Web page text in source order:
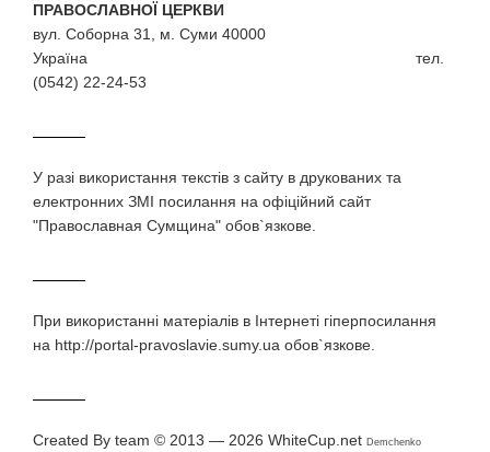
ПРАВОСЛАВНОЇ ЦЕРКВИ
вул. Соборна 31, м. Суми 40000
Україна тел.
(0542) 22-24-53
У разi використання текстiв з сайту в друкованих та
електронних ЗМI посилання на офіційний сайт
"Православная Сумщина" обов`язкове.
При використаннi матерiалiв в Iнтернетi гiперпосилання
на http://portal-pravoslavie.sumy.ua обов`язкове.
Created By team © 2013 — 2026 WhiteCup.net Demchenko